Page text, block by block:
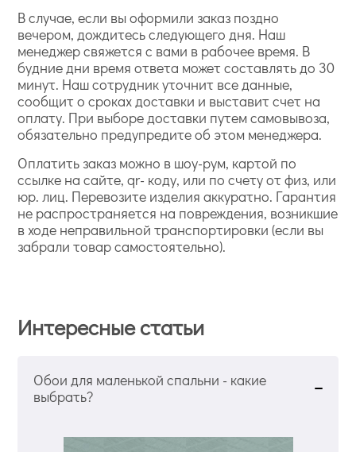
В случае, если вы оформили заказ поздно
вечером, дождитесь следующего дня. Наш
менеджер свяжется с вами в рабочее время. В
будние дни время ответа может составлять до 30
минут. Наш сотрудник уточнит все данные,
сообщит о сроках доставки и выставит счет на
оплату. При выборе доставки путем самовывоза,
обязательно предупредите об этом менеджера.
Оплатить заказ можно в шоу-рум, картой по
ссылке на сайте, qr- коду, или по счету от физ, или
юр. лиц. Перевозите изделия аккуратно. Гарантия
не распространяется на повреждения, возникшие
в ходе неправильной транспортировки (если вы
забрали товар самостоятельно).
Интересные статьи
Обои для маленькой спальни - какие
выбрать?